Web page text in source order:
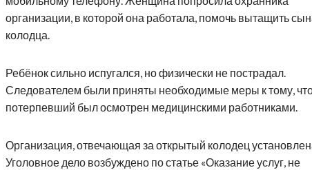
организации, в которой она работала, помочь вытащить
колодца.
Ребёнок сильно испугался, но физически не пострадал.
Следователем были приняты необходимые меры к тому,
потерпевший был осмотрен медицинскими работниками.
Организация, отвечающая за открытый колодец
Уголовное дело возбуждено по статье «Оказание услуг, не